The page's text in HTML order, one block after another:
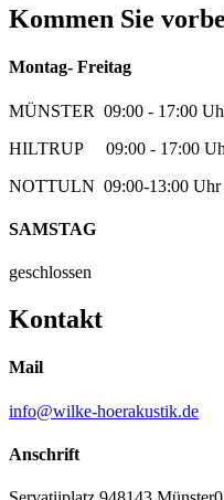
Kommen Sie
Montag- Freitag
MÜNSTER 09:00 - 17:00
HILTRUP 09:00 - 17:00
NOTTULN 09:00-13:00 Uhr
SAMSTAG
geschlossen
Kontakt
Mail
info@wilke-hoerakustik.de
Anschrift